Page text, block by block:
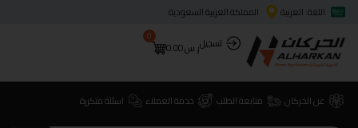
اللغة: العربية
المملكة العربية السعودية
تسجيلر.س0.00
0
عن الحركان متابعة الطلب خدمة العملاء اسئلة متكررة